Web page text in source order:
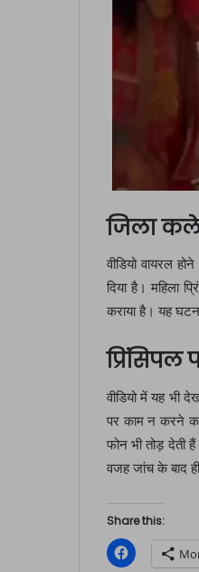
जिला
वीडियो वायरल
दिया है। महिला
कराया है। यह
वीडियो में यह भी
पर काम न करने
फोन भी तोड़ देती
वजह जांच के बाद
Share this:
C
l